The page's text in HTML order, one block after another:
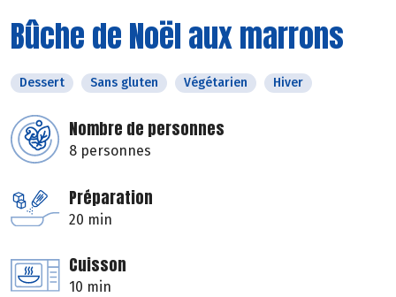
Bûche de Noël aux marrons
Dessert Sans gluten Végétarien Hiver
Nombre de personnes
8 personnes
Préparation
20 min
Cuisson
10 min